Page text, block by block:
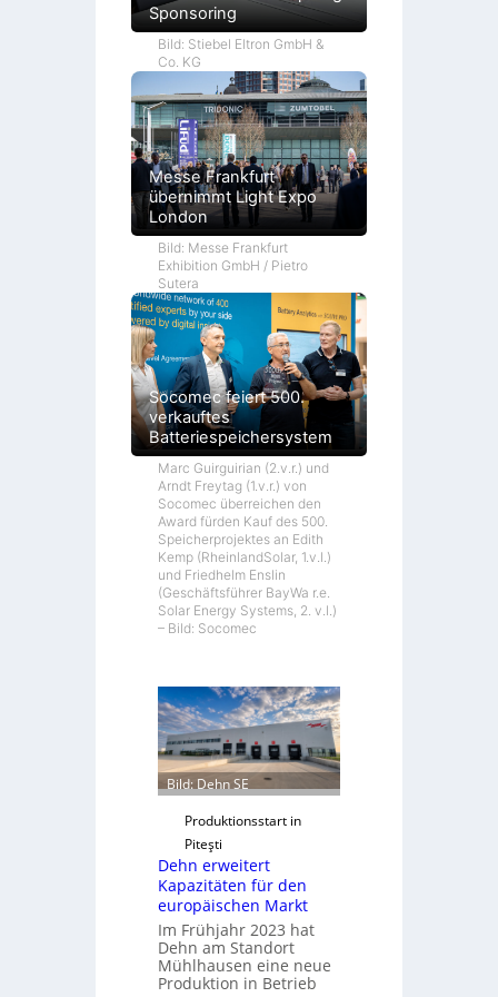
Sponsoring
Bild: Stiebel Eltron GmbH &
Co. KG
Messe Frankfurt
übernimmt Light Expo
London
Bild: Messe Frankfurt
Exhibition GmbH / Pietro
Sutera
Socomec feiert 500.
verkauftes
Batteriespeichersystem
Marc Guirguirian (2.v.r.) und
Arndt Freytag (1.v.r.) von
Socomec überreichen den
Award fürden Kauf des 500.
Speicherprojektes an Edith
Kemp (RheinlandSolar, 1.v.l.)
und Friedhelm Enslin
(Geschäftsführer BayWa r.e.
Solar Energy Systems, 2. v.l.)
– Bild: Socomec
Bild: Dehn SE
Produktionsstart in
Piteşti
Dehn erweitert
Kapazitäten für den
europäischen Markt
Im Frühjahr 2023 hat
Dehn am Standort
Mühlhausen eine neue
Produktion in Betrieb